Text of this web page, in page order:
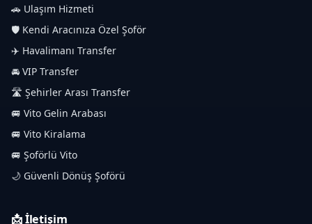
🚗 Ulaşım Hizmeti
🛡️ Kendi Aracınıza Özel Şoför
✈️ Havalimanı Transfer
🚘 VIP Transfer
🛣️ Şehirler Arası Transfer
🚐 Vito Gelin Arabası
🚐 Vito Kiralama
🚐 Şoförlü Vito
🌙 Güvenli Dönüş Şoförü
📩 İletişim